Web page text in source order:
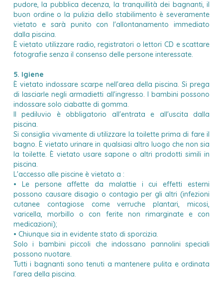
pudore, la pubblica decenza, la tranquillità dei bagnanti, il
buon ordine o la pulizia dello stabilimento è severamente
vietato e sarà punito con l'allontanamento immediato
dalla piscina.
È vietato utilizzare radio, registratori o lettori CD e scattare
fotografie senza il consenso delle persone interessate.
5. Igiene
È vietato indossare scarpe nell'area della piscina. Si prega
di lasciarle negli armadietti all'ingresso. I bambini possono
indossare solo ciabatte di gomma.
Il pediluvio è obbligatorio all'entrata e all'uscita dalla
piscina.
Si consiglia vivamente di utilizzare la toilette prima di fare il
bagno. È vietato urinare in qualsiasi altro luogo che non sia
la toilette. È vietato usare sapone o altri prodotti simili in
piscina.
L'accesso alle piscine è vietato a :
• Le persone affette da malattie i cui effetti esterni
possono causare disagio o contagio per gli altri (infezioni
cutanee contagiose come verruche plantari, micosi,
varicella, morbillo o con ferite non rimarginate e con
medicazioni);
• Chiunque sia in evidente stato di sporcizia.
Solo i bambini piccoli che indossano pannolini speciali
possono nuotare.
Tutti i bagnanti sono tenuti a mantenere pulita e ordinata
l'area della piscina.